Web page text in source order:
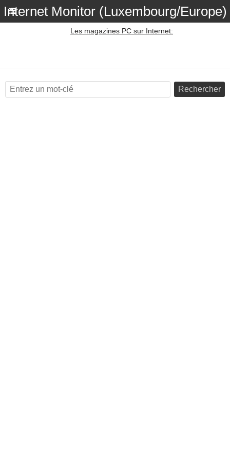
Internet Monitor (Luxembourg/Europe)
Les magazines PC sur Internet:
Rechercher